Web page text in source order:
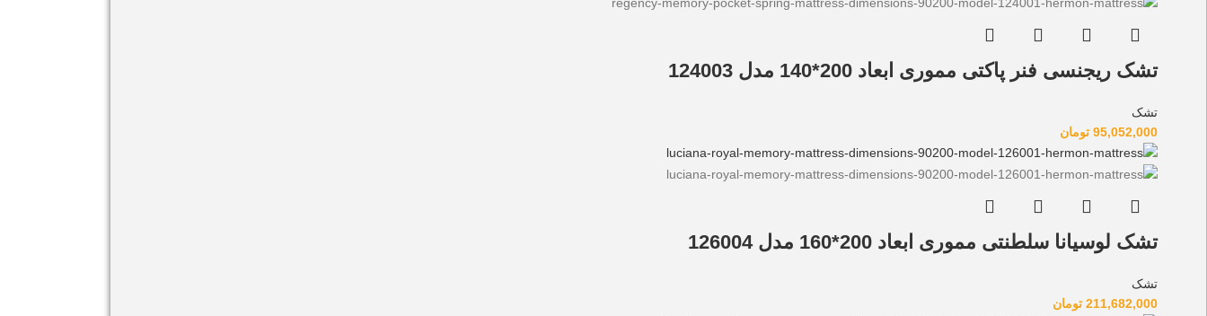
تشک ریجنسی فنر پاکتی مموری ابعاد 200*140 مدل 124003
تشک
95,052,000 تومان
تشک لوسیانا سلطنتی مموری ابعاد 200*160 مدل 126004
تشک
211,682,000 تومان